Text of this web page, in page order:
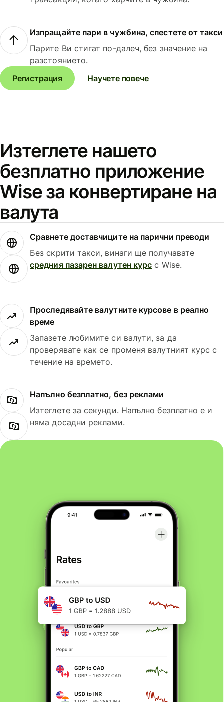
Изпращайте пари в чужбина, спестете от такси
Парите Ви стигат по-далеч, без значение на
разстоянието.
Регистрация
Научете повече
Изтеглете нашето
безплатно приложение
Wise за конвертиране на
валута
Сравнете доставчиците на парични преводи
Без скрити такси, винаги ще получавате
средния пазарен валутен курс с Wise.
Проследявайте валутните курсове в реално
време
Запазете любимите си валути, за да
проверявате как се променя валутният курс с
течение на времето.
Напълно безплатно, без реклами
Изтеглете за секунди. Напълно безплатно е и
няма досадни реклами.